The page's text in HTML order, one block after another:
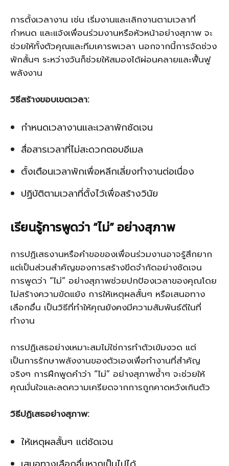
การตั้งเวลางาน เช่น เริ่มงานและเลิกงานตามเวลาที่
กำหนด และแจ้งเพื่อนร่วมงานหรือหัวหน้าอย่างสุภาพ จะ
ช่วยให้ทั้งตัวคุณและทีมเคารพเวลา นอกจากนี้การจัดช่วง
พักสั้นๆ ระหว่างวันก็ช่วยให้สมองได้ผ่อนคลายและฟื้นฟู
พลังงาน
วิธีสร้างขอบเขตเวลา:
กำหนดเวลางานและเวลาพักชัดเจน
สื่อสารเวลาที่ไม่สะดวกตอบอีเมล
ตั้งเตือนเวลาพักเพื่อหลีกเลี่ยงทำงานต่อเนื่อง
ปฏิบัติตามเวลาที่ตั้งไว้เพื่อสร้างวินัย
เรียนรู้การพูดว่า “ไม่” อย่างสุภาพ
การปฏิเสธงานหรือคำขอของเพื่อนร่วมงานอาจรู้สึกยาก
แต่เป็นส่วนสำคัญของการสร้างขีดจำกัดอย่างชัดเจน
การพูดว่า “ไม่” อย่างสุภาพช่วยปกป้องเวลาของคุณโดย
ไม่สร้างความขัดแย้ง การให้เหตุผลสั้นๆ หรือเสนอทาง
เลือกอื่น เป็นวิธีที่ทำให้คุณยังคงมีความสัมพันธ์ดีในที่
ทำงาน
การปฏิเสธอย่างเหมาะสมไม่ใช่การทำตัวเข้มงวด แต่
เป็นการรักษาพลังงานของตัวเองเพื่อทำงานที่สำคัญ
จริงๆ การฝึกพูดคำว่า “ไม่” อย่างสุภาพซ้ำๆ จะช่วยให้
คุณมั่นใจและลดความเครียดจากการถูกคาดหวังเกินตัว
วิธีปฏิเสธอย่างสุภาพ:
ให้เหตุผลสั้นๆ แต่ชัดเจน